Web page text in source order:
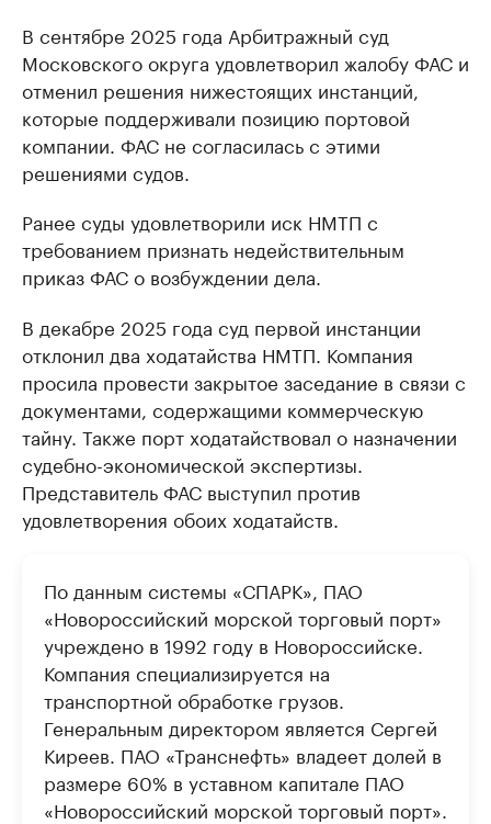
В сентябре 2025 года Арбитражный суд
Московского округа удовлетворил жалобу ФАС и
отменил решения нижестоящих инстанций,
которые поддерживали позицию портовой
компании. ФАС не согласилась с этими
решениями судов.
Ранее суды удовлетворили иск НМТП с
требованием признать недействительным
приказ ФАС о возбуждении дела.
В декабре 2025 года суд первой инстанции
отклонил два ходатайства НМТП. Компания
просила провести закрытое заседание в связи с
документами, содержащими коммерческую
тайну. Также порт ходатайствовал о назначении
судебно-экономической экспертизы.
Представитель ФАС выступил против
удовлетворения обоих ходатайств.
По данным системы «СПАРК», ПАО
«Новороссийский морской торговый порт»
учреждено в 1992 году в Новороссийске.
Компания специализируется на
транспортной обработке грузов.
Генеральным директором является Сергей
Киреев. ПАО «Транснефть» владеет долей в
размере 60% в уставном капитале ПАО
«Новороссийский морской торговый порт».